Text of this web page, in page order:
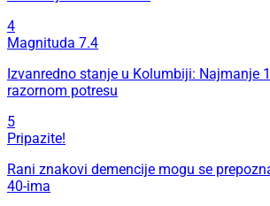
4
Magnituda 7.4
Izvanredno stanje u Kolumbiji: Najmanje
razornom potresu
5
Pripazite!
Rani znakovi demencije mogu se
40-ima